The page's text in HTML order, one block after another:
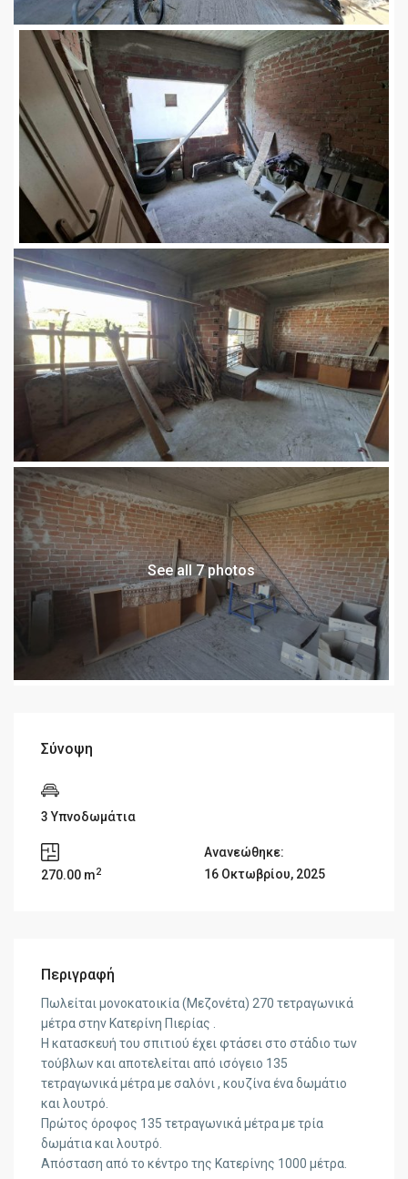
See all 7 photos
Σύνοψη
3 Υπνοδωμάτια
270.00 m2
Ανανεώθηκε:
16 Οκτωβρίου, 2025
Περιγραφή
Πωλείται μονοκατοικία (Μεζονέτα) 270 τετραγωνικά
μέτρα στην Κατερίνη Πιερίας .
Η κατασκευή του σπιτιού έχει φτάσει στο στάδιο των
τούβλων και αποτελείται από ισόγειο 135
τετραγωνικά μέτρα με σαλόνι , κουζίνα ένα δωμάτιο
και λουτρό.
Πρώτος όροφος 135 τετραγωνικά μέτρα με τρία
δωμάτια και λουτρό.
Απόσταση από το κέντρο της Κατερίνης 1000 μέτρα.